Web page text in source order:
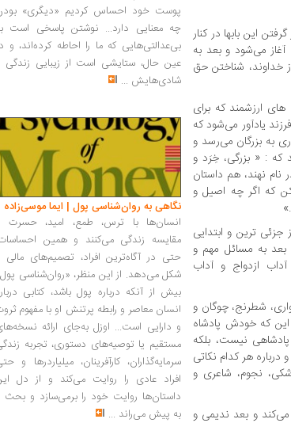
این بابها در کنار
می‌شود و بعد به
خداوند، شناختن حق
های ارزشمند که برای
یادآور می‌شود که
به بزرگان می‌رسد و
که : « بزرگی، خِرَد و
نهند، هم داستان
که اگر چه اصیل و
ترین و ابتدایی
به مسائل مهم و
ازدواج و آداب
شطرنج، چوگان و
که خودش پادشاه
نیست، بلکه
هر کدام نکاتی
نجوم، شاعری و
و بعد ندیمی و
پوست خود احساس کردیم «دیگری»
چه معنایی دارد... نوشتن پاسخی است
بی‌عدالتی‌هایی که ما را احاطه کرده‌اند، و
عین حال، ستایشی است از زیبایی زندگی
شادی‌هایش ...
نگاهی به روان‌شناسی پول | ایما موسی‌زاده
انسان‌ها با ترس، طمع، امید، حسرت
مقایسه زندگی می‌کنند و همین
حتی در آگاه‌ترین افراد، تصمیم‌های مالی
شکل می‌دهد. از این منظر، «روان‌شناسی
بیش از آنکه درباره پول باشد، کتابی
انسان معاصر و رابطه پرتنش او با مفهوم
و دارایی است... اوزل به‌جای ارائه
مستقیم یا توصیه‌های دستوری، تجربه
سرمایه‌گذاران، کارآفرینان، میلیاردرها و
افراد عادی را روایت می‌کند و از دل
داستان‌ها روایت خود را برمی‌سازد و بحث
به پیش می‌راند ...